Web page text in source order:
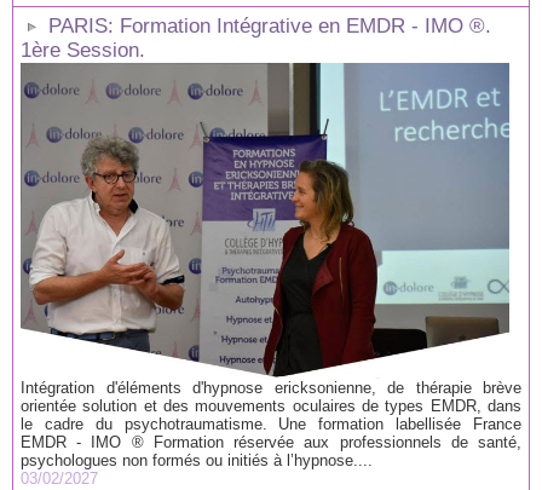
PARIS: Formation Intégrative en EMDR - IMO ®.
1ère Session.
Intégration d'éléments d'hypnose ericksonienne, de thérapie brève
orientée solution et des mouvements oculaires de types EMDR, dans
le cadre du psychotraumatisme. Une formation labellisée France
EMDR - IMO ® Formation réservée aux professionnels de santé,
psychologues non formés ou initiés à l’hypnose....
03/02/2027